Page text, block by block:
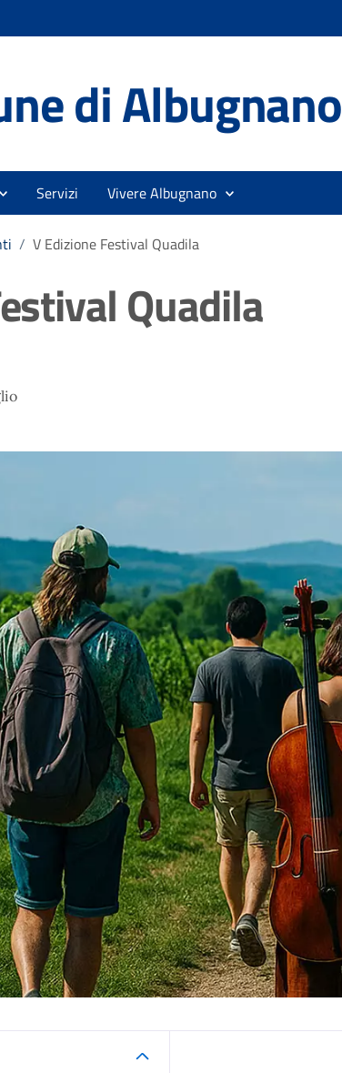
di Albugnano
Servizi Vivere Albugnano
/ V Edizione Festival Quadila
Quadila